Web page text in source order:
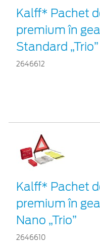
Kalff* Pachet
premium în
Standard „Trio”
2646612
Kalff* Pachet
premium în
Nano „Trio”
2646610